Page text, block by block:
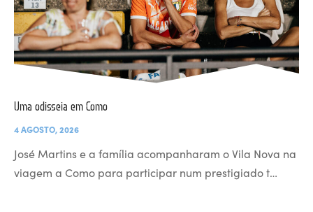
Uma odisseia em Como
4 AGOSTO, 2026
José Martins e a família acompanharam o Vila Nova na
viagem a Como para participar num prestigiado t…